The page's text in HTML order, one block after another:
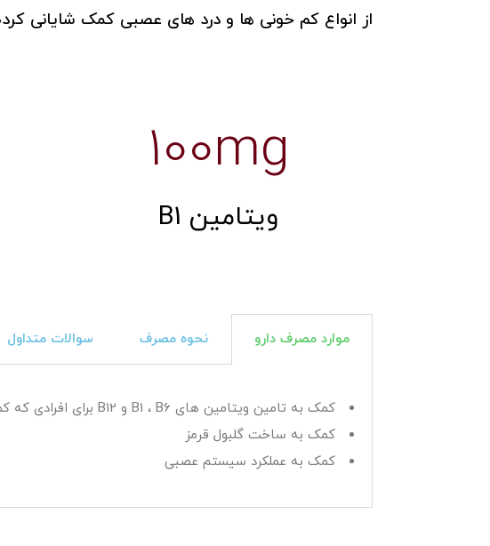
از انواع کم خونی ها و درد های عصبی کمک شایانی
100mg
ویتامین B1
موارد مصرف دارو نحوه مصرف سوالات متداول
کمک به تامین ویتامین های B1 ، B6 و B12 برای افرادی که کمبودهای شدید این ویتامین ها را دارند.
کمک به ساخت گلبول قرمز
کمک به عملکرد سیستم عصبی